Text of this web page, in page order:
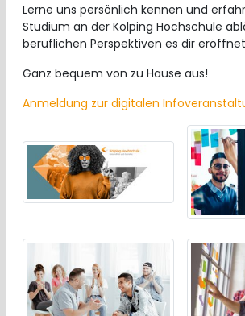
Lerne uns persönlich kennen und
Studium an der Kolping Hochschule
beruflichen Perspektiven es dir
Ganz bequem von zu Hause aus!
Anmeldung zur digitalen